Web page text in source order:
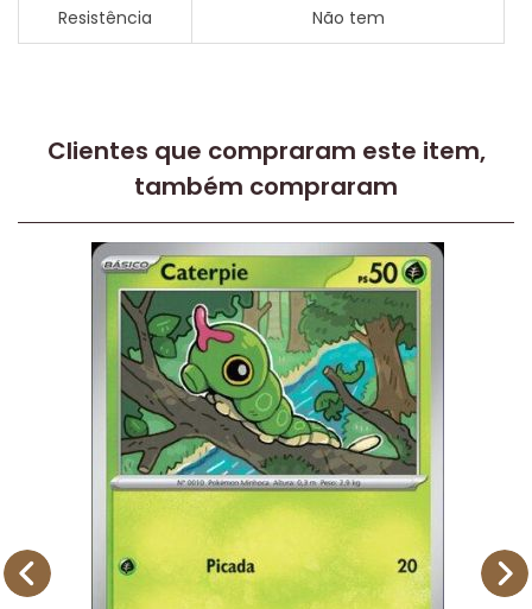
Resistência Não tem
Clientes que compraram este item,
também compraram